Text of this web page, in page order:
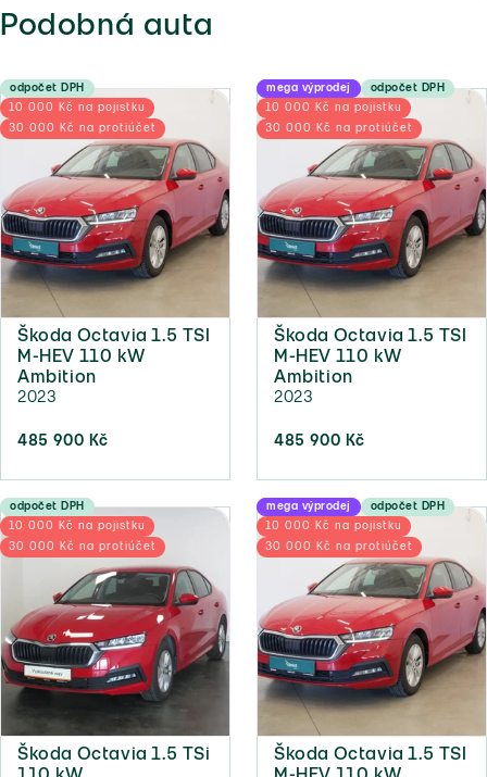
Podobná auta
odpočet DPH
10 000 Kč na pojistku
30 000 Kč na protiúčet
Škoda Octavia 1.5 TSI
M-HEV 110 kW
Ambition
2023
485 900 Kč
mega výprodej
odpočet DPH
10 000 Kč na pojistku
30 000 Kč na protiúčet
Škoda Octavia 1.5 TSI
M-HEV 110 kW
Ambition
2023
485 900 Kč
odpočet DPH
10 000 Kč na pojistku
30 000 Kč na protiúčet
Škoda Octavia 1.5 TSi
mega výprodej
odpočet DPH
10 000 Kč na pojistku
30 000 Kč na protiúčet
Škoda Octavia 1.5 TSI